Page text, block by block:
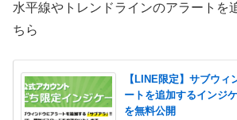
水平線やトレンドラインのアラートを
ちら
【LINE限定】サブウィ
ートを追加するインジ
を無料公開